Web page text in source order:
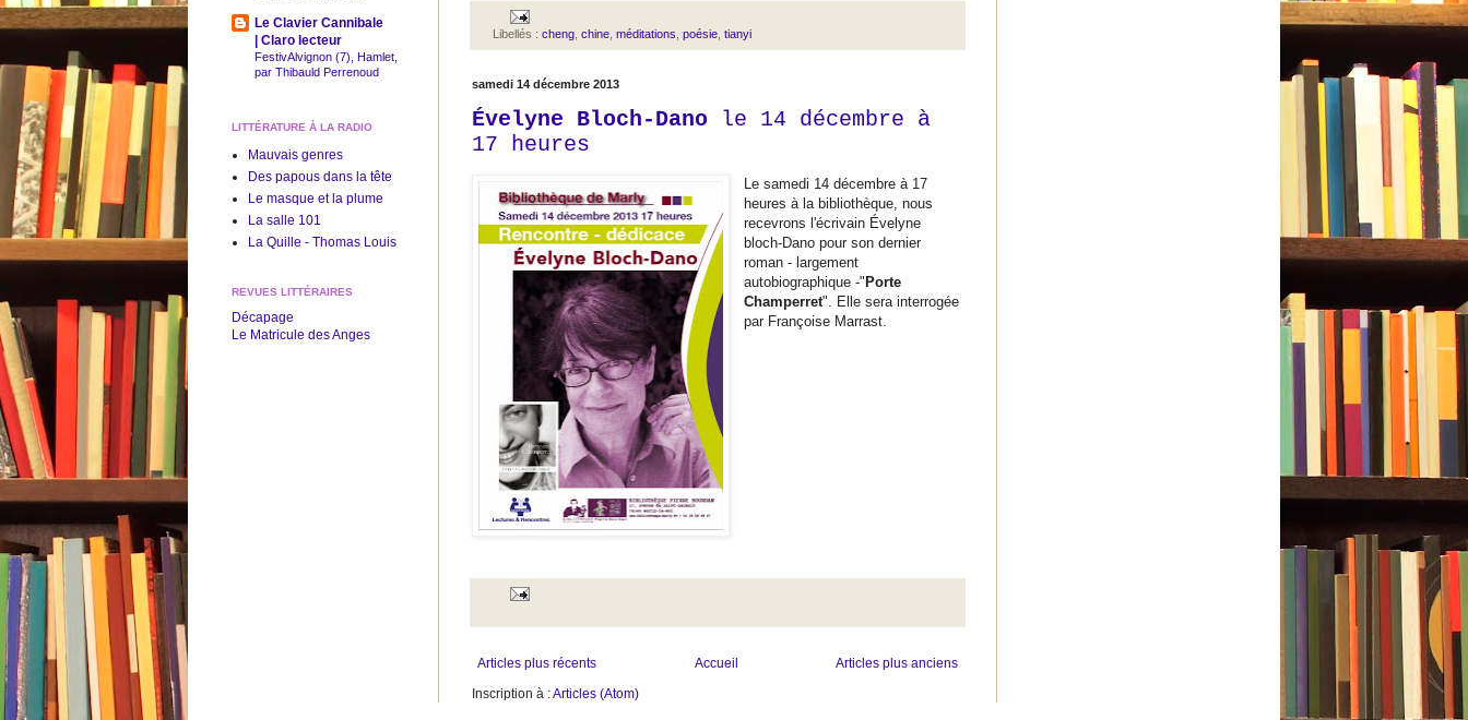
Libellés : cheng, chine, méditations poésie, tianyi
samedi 14 décembre 2013
Évelyne Bloch-Dano le 14 décembre à
17 heures
Le samedi 14 décembre à 17
heures à la bibliothèque, nous
recevrons l'écrivain Évelyne
bloch-Dano pour son dernier
roman - largement
autobiographique -" Porte
Champerret". Elle sera interrogée
par Françoise Marrast.
Articles plus récents Articles plus anciens
Accueil
Inscription à :Articles (Atom)
Le Clavier Cannibale
| Claro lecteur
FestivAlvignon (7), Hamlet,
par Thibauld Perrenoud
LITTÉRATURE À LA RADIO
Mauvais genres
Des papous dans la tête
Le masque et la plume
La salle 101
La Quille - Thomas Louis
REVUES LITTÉRAIRES
Décapage
Le Matricule des Anges